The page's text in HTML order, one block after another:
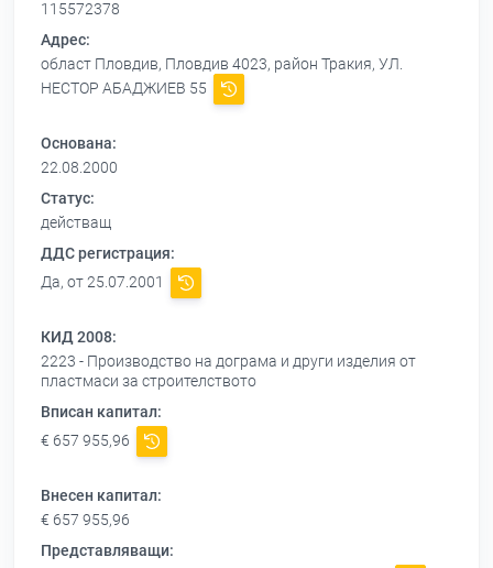
115572378
Адрес:
област Пловдив, Пловдив 4023, район Тракия, УЛ.
НЕСТОР АБАДЖИЕВ 55
Основана:
22.08.2000
Статус:
действащ
ДДС регистрация:
Да, от 25.07.2001
КИД 2008:
2223 - Производство на дограма и други изделия от
пластмаси за строителството
Вписан капитал:
€ 657 955,96
Внесен капитал:
€ 657 955,96
Представляващи: